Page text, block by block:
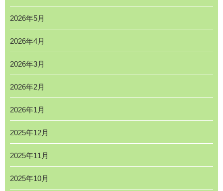
2026年5月
2026年4月
2026年3月
2026年2月
2026年1月
2025年12月
2025年11月
2025年10月